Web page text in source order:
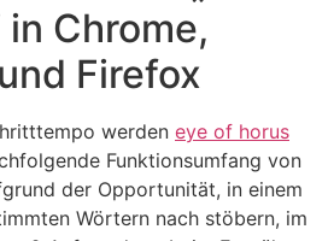
Chrome,
Firefox
werden eye of horus
Funktionsumfang von
der Opportunität, in einem
Wörtern nach stöbern, im